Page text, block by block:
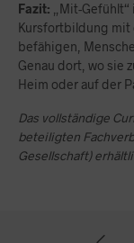
Fazit: „Mit-
Kursfortbildung mit
befähigen,
Genau dort, wo sie
Heim oder auf der
Das vollständige
beteiligten
Gesellschaft)